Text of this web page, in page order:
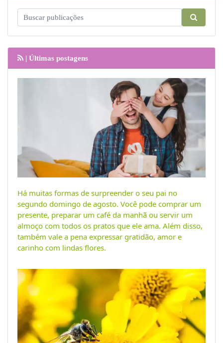
| Últimas postagens
Há muitas formas de surpreender o seu pai no
segundo domingo de agosto. Você pode comprar um
presente, preparar um café da manhã ou servir um
almoço com todos os pratos que ele ama. Além disso,
também vale a pena expressar gratidão, amor e
carinho com lindas flores.